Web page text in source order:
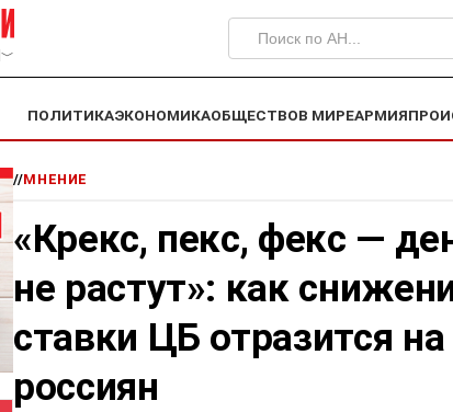
﹀
ПОЛИТИКАЭКОНОМИКАОБЩЕСТВОВ МИРЕАРМИЯ
//МНЕНИЕ
«Крекс, пекс, фекс —
не растут»: как
ставки ЦБ отразится
россиян